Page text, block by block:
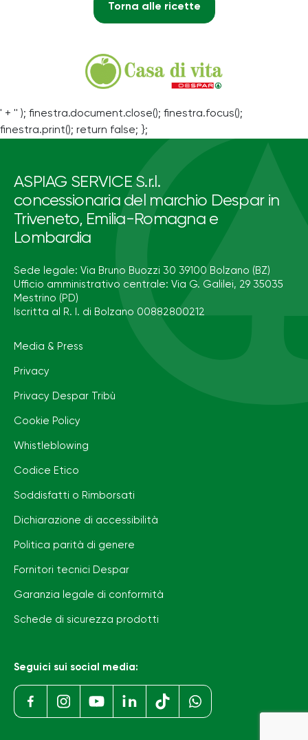
Torna alle ricette
' + '' ); finestra.document.close(); finestra.focus();
finestra.print(); return false; };
ASPIAG SERVICE S.r.l.
concessionaria del marchio Despar in
Triveneto, Emilia-Romagna e
Lombardia
Sede legale: Via Bruno Buozzi 30 39100 Bolzano (BZ)
Ufficio amministrativo centrale: Via G. Galilei, 29 35035
Mestrino (PD)
Iscritta al R. I. di Bolzano 00882800212
Media & Press
Privacy
Privacy Despar Tribù
Cookie Policy
Whistleblowing
Codice Etico
Soddisfatti o Rimborsati
Dichiarazione di accessibilità
Politica parità di genere
Fornitori tecnici Despar
Garanzia legale di conformità
Schede di sicurezza prodotti
Seguici sui social media: